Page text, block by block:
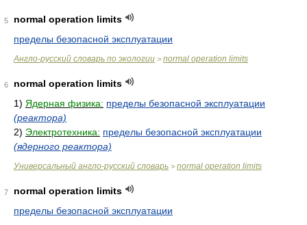
5
normal operation limits
пределы безопасной эксплуатации
Англо-русский словарь по экологии > normal operation limits
6
normal operation limits
1) Ядерная физика: пределы безопасной эксплуатации
(реактора)
2) Электротехника: пределы безопасной эксплуатации
(ядерного реактора)
Универсальный англо-русский словарь > normal operation limits
7
normal operation limits
пределы безопасной эксплуатации